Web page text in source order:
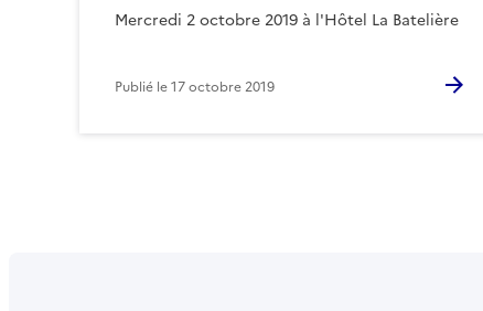
Mercredi 2 octobre 2019 à l'Hôtel La Batelière
Publié le17 octobre 2019